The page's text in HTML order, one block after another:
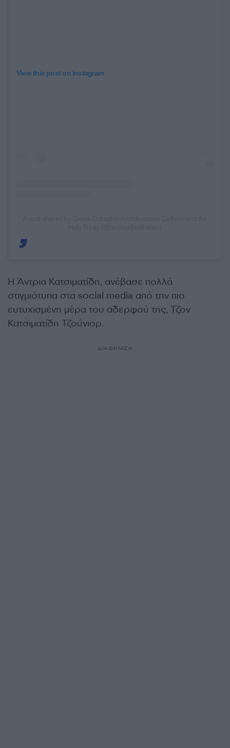
View this post on Instagram
Η Άντρια Κατσιματίδη, ανέβασε πολλά
στιγμιότυπα στα social media από την πιο
ευτυχισμένη μέρα του αδερφού της, Τζον
Κατσιματίδη Τζούνιορ.
ΔΙΑΦΗΜΙΣΗ